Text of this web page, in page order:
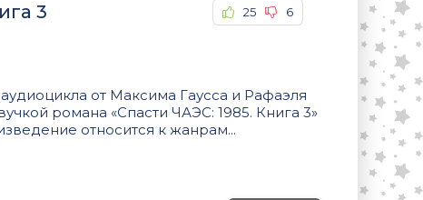
3 25 6
от Максима Гаусса и Рафаэля
романа «Спасти ЧАЭС: 1985. Книга 3»
относится к жанрам...